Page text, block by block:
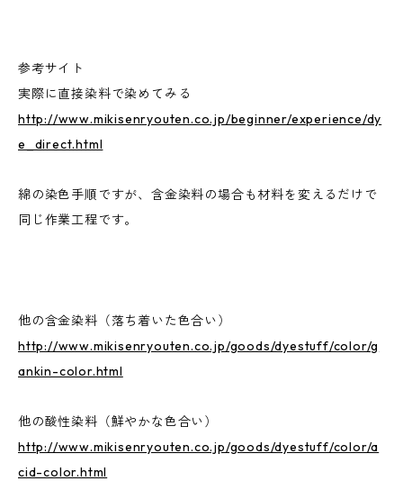
参考サイト
実際に直接染料で染めてみる
http://www.mikisenryouten.co.jp/beginner/experience/dy
e_direct.html
綿の染色手順ですが、含金染料の場合も材料を変えるだけで
同じ作業工程です。
他の含金染料（落ち着いた色合い）
http://www.mikisenryouten.co.jp/goods/dyestuff/color/g
ankin-color.html
他の酸性染料（鮮やかな色合い）
http://www.mikisenryouten.co.jp/goods/dyestuff/color/a
cid-color.html